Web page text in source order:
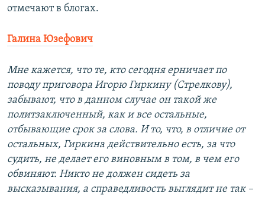
отмечают в блогах.
Галина Юзефович
Мне кажется, что те, кто сегодня ерничает по
поводу приговора Игорю Гиркину (Стрелкову),
забывают, что в данном случае он такой же
политзаключенный, как и все остальные,
отбывающие срок за слова. И то, что, в отличие от
остальных, Гиркина действительно есть, за что
судить, не делает его виновным в том, в чем его
обвиняют. Никто не должен сидеть за
высказывания, а справедливость выглядит не так –